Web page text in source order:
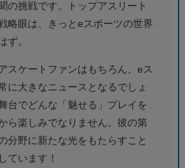
の挑戦です。トップアスリート
略眼は、きっとeスポーツの世界
ず。
スケートファンはもちろん、eス
に大きなニュースとなるでしょ
台でどんな「魅せる」プレイを
ら楽しみでなりません。彼の第
分野に新たな光をもたらすこと
ています！